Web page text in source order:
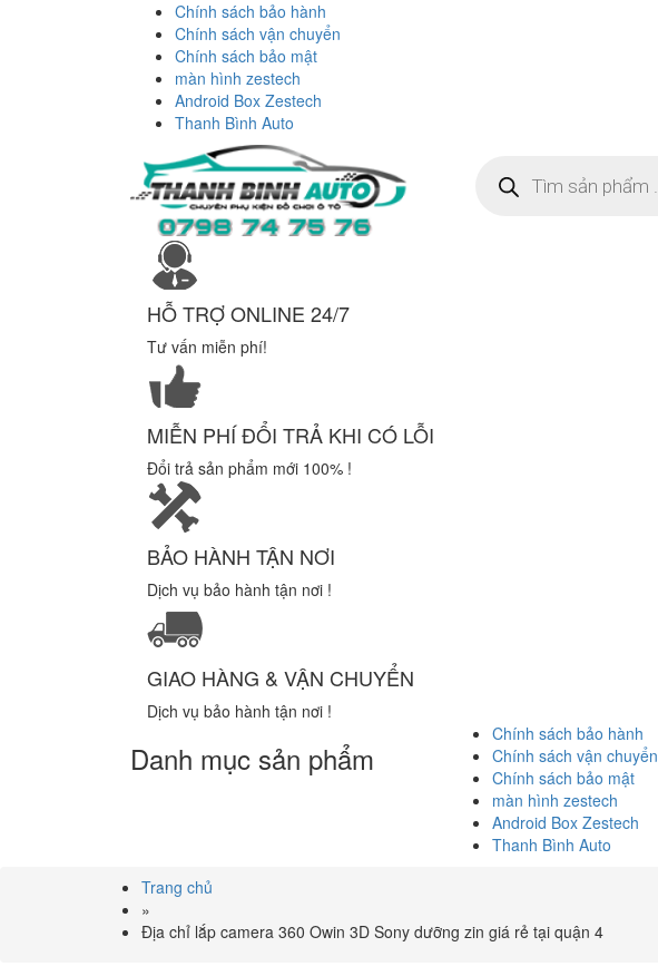
Chính sách bảo hành
Chính sách vận chuyển
Chính sách bảo mật
màn hình zestech
Android Box Zestech
Thanh Bình Auto
kiếm
sản
HỖ TRỢ ONLINE 24/7
Tư vấn miễn phí!
MIỄN PHÍ ĐỔI TRẢ KHI CÓ LỖI
Đổi trả sản phẩm mới 100% !
BẢO HÀNH TẬN NƠI
Dịch vụ bảo hành tận nơi !
GIAO HÀNG & VẬN CHUYỂN
Dịch vụ bảo hành tận nơi !
Danh mục sản phẩm
Chính sách bảo hành
Chính sách vận chuyển
Chính sách bảo mật
màn hình zestech
Android Box Zestech
Thanh Bình Auto
Trang chủ
»
Địa chỉ lắp camera 360 Owin 3D Sony dưỡng zin giá rẻ tại quận 4